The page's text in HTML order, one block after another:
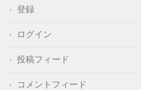
登録
ログイン
投稿フィード
コメントフィード